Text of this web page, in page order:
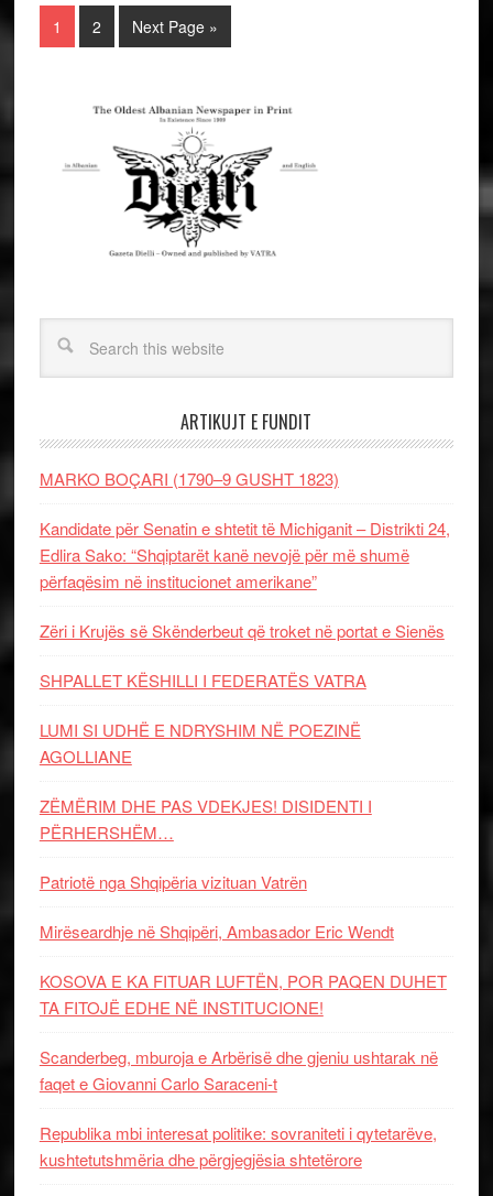
1 2 Next Page »
ARTIKUJT E FUNDIT
MARKO BOÇARI (1790–9 GUSHT 1823)
Kandidate për Senatin e shtetit të Michiganit – Distrikti 24,
Edlira Sako: “Shqiptarët kanë nevojë për më shumë
përfaqësim në institucionet amerikane”
Zëri i Krujës së Skënderbeut që troket në portat e Sienës
SHPALLET KËSHILLI I FEDERATËS VATRA
LUMI SI UDHË E NDRYSHIM NË POEZINË
AGOLLIANE
ZËMËRIM DHE PAS VDEKJES! DISIDENTI I
PËRHERSHËM…
Patriotë nga Shqipëria vizituan Vatrën
Mirëseardhje në Shqipëri, Ambasador Eric Wendt
KOSOVA E KA FITUAR LUFTËN, POR PAQEN DUHET
TA FITOJË EDHE NË INSTITUCIONE!
Scanderbeg, mburoja e Arbërisë dhe gjeniu ushtarak në
faqet e Giovanni Carlo Saraceni-t
Republika mbi interesat politike: sovraniteti i qytetarëve,
kushtetutshmëria dhe përgjegjësia shtetërore